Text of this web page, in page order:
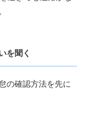
を聞く
の確認方法を先に